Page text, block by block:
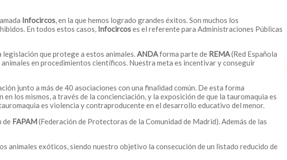
Infocircos, en la que hemos logrado grandes éxitos. Son muchos los
En todos estos casos, Infocircoses el referente para Administraciones Públicas
que protege a estos animales.ANDAforma parte de REMA(Red Española
en procedimientos científicos. Nuestra meta es incentivar y conseguir
junto a más de 40 asociaciones con una finalidad común. De esta forma
los mismos, a través de la concienciación, y la exposición de que la tauromaquia es
es violencia y contraproducente en el desarrollo educativo del menor.
de FAPAM(Federación de Protectoras de la Comunidad de Madrid). Además de las
animales exóticos, siendo nuestro objetivo la consecución de un listado reducido de